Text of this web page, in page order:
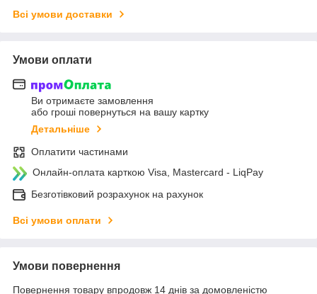
Всі умови доставки
Умови оплати
Ви отримаєте замовлення
або гроші повернуться на вашу картку
Детальніше
Оплатити частинами
Онлайн-оплата карткою Visa, Mastercard - LiqPay
Безготівковий розрахунок на рахунок
Всі умови оплати
Умови повернення
Повернення товару впродовж 14 днів за домовленістю